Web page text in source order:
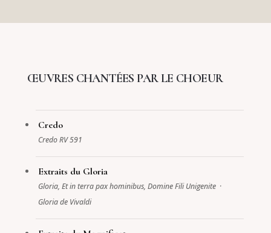
ŒUVRES CHANTÉES PAR LE CHOEUR
Credo
Credo RV 591
Extraits du Gloria
Gloria, Et in terra pax hominibus, Domine Fili Unigenite ·
Gloria de Vivaldi